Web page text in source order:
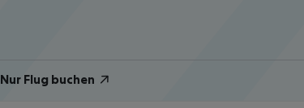
Nur Flug buchen